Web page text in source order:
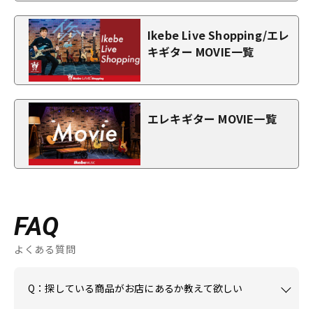
Ikebe Live Shopping/エレ
キギター MOVIE一覧
エレキギター MOVIE一覧
FAQ
よくある質問
Q：探している商品がお店にあるか教えて欲しい